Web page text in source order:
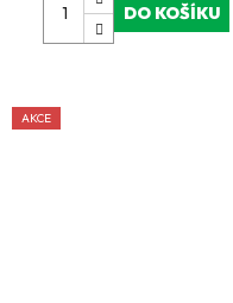
DO KOŠÍKU
AKCE